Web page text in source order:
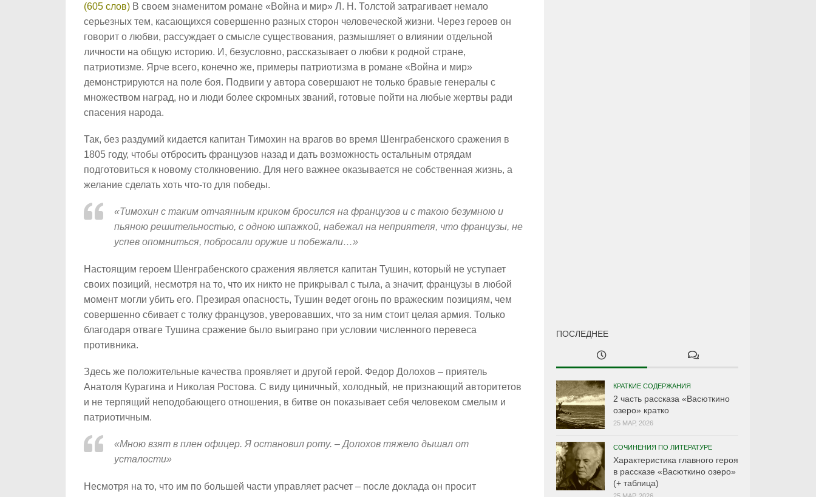
(605 слов) В своем знаменитом романе «Война и мир» Л. Н. Толстой затрагивает немало
серьезных тем, касающихся совершенно разных сторон человеческой жизни. Через героев он
говорит о любви, рассуждает о смысле существования, размышляет о влиянии отдельной
личности на общую историю. И, безусловно, рассказывает о любви к родной стране,
патриотизме. Ярче всего, конечно же, примеры патриотизма в романе «Война и мир»
демонстрируются на поле боя. Подвиги у автора совершают не только бравые генералы с
множеством наград, но и люди более скромных званий, готовые пойти на любые жертвы ради
спасения народа.
Так, без раздумий кидается капитан Тимохин на врагов во время Шенграбенского сражения в
1805 году, чтобы отбросить французов назад и дать возможность остальным отрядам
подготовиться к новому столкновению. Для него важнее оказывается не собственная жизнь, а
желание сделать хоть что-то для победы.
«Тимохин с таким отчаянным криком бросился на французов и с такою безумною и
пьяною решительностью, с одною шпажкой, набежал на неприятеля, что французы, не
успев опомниться, побросали оружие и побежали…»
Настоящим героем Шенграбенского сражения является капитан Тушин, который не уступает
своих позиций, несмотря на то, что их никто не прикрывал с тыла, а значит, французы в любой
момент могли убить его. Презирая опасность, Тушин ведет огонь по вражеским позициям, чем
совершенно сбивает с толку французов, уверовавших, что за ним стоит целая армия. Только
благодаря отваге Тушина сражение было выиграно при условии численного перевеса
противника.
Здесь же положительные качества проявляет и другой герой. Федор Долохов – приятель
Анатоля Курагина и Николая Ростова. С виду циничный, холодный, не признающий авторитетов
и не терпящий неподобающего отношения, в битве он показывает себя человеком смелым и
патриотичным.
«Мною взят в плен офицер. Я остановил роту. – Долохов тяжело дышал от
усталости»
Несмотря на то, что им по большей части управляет расчет – после доклада он просит
ПОСЛЕДНЕЕ
КРАТКИЕ СОДЕРЖАНИЯ
2 часть рассказа «Васюткино
озеро» кратко
25 МАР, 2026
СОЧИНЕНИЯ ПО ЛИТЕРАТУРЕ
Характеристика главного героя
в рассказе «Васюткино озеро»
(+ таблица)